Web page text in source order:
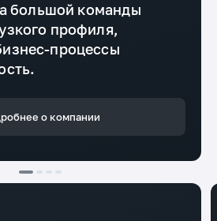
большой команды
профиля,
процессы
о компании